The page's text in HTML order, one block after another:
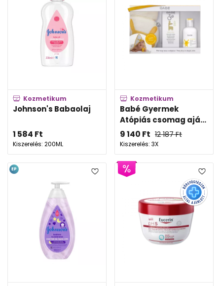
Kozmetikum
Johnson's Babaolaj
1 584 Ft
Kiszerelés: 200ML
Kozmetikum
Babé Gyermek
Atópiás csomag ajá...
9 140 Ft 12 187Ft
Kiszerelés: 3X
EP